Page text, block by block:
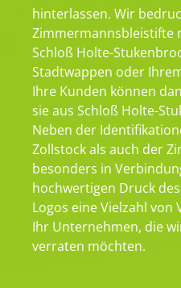
hinterlassen. Wir
Zimmermannsbleistifte
Schloß Holte-
Stadtwappen oder
Ihre Kunden können
sie aus Schloß Holte-
Neben der
Zollstock als auch der
besonders in
hochwertigen Druck
Logos eine Vielzahl von
Ihr Unternehmen, die
verraten möchten.